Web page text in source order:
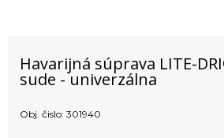
Havarijná súprava LITE-
sude - univerzálna
Obj. čislo: 301940